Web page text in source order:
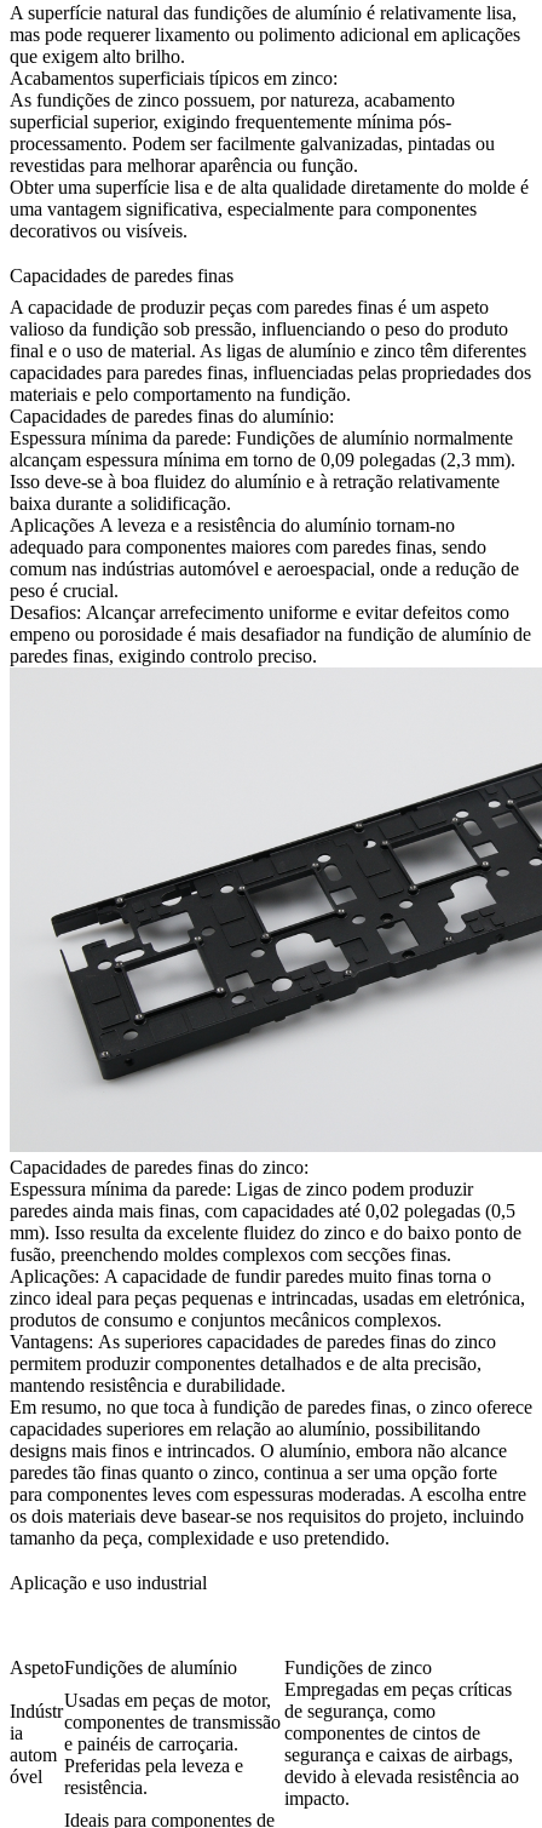
A superfície natural das fundições de alumínio é relativamente lisa,
mas pode requerer lixamento ou polimento adicional em aplicações
que exigem alto brilho.
Acabamentos superficiais típicos em zinco:
As fundições de zinco possuem, por natureza, acabamento
superficial superior, exigindo frequentemente mínima pós-
processamento. Podem ser facilmente galvanizadas, pintadas ou
revestidas para melhorar aparência ou função.
Obter uma superfície lisa e de alta qualidade diretamente do molde é
uma vantagem significativa, especialmente para componentes
decorativos ou visíveis.
Capacidades de paredes finas
A capacidade de produzir peças com paredes finas é um aspeto
valioso da fundição sob pressão, influenciando o peso do produto
final e o uso de material. As ligas de alumínio e zinco têm diferentes
capacidades para paredes finas, influenciadas pelas propriedades dos
materiais e pelo comportamento na fundição.
Capacidades de paredes finas do alumínio:
Espessura mínima da parede: Fundições de alumínio normalmente
alcançam espessura mínima em torno de 0,09 polegadas (2,3 mm).
Isso deve-se à boa fluidez do alumínio e à retração relativamente
baixa durante a solidificação.
Aplicações A leveza e a resistência do alumínio tornam-no
adequado para componentes maiores com paredes finas, sendo
comum nas indústrias automóvel e aeroespacial, onde a redução de
peso é crucial.
Desafios: Alcançar arrefecimento uniforme e evitar defeitos como
empeno ou porosidade é mais desafiador na fundição de alumínio de
paredes finas, exigindo controlo preciso.
Capacidades de paredes finas do zinco:
Espessura mínima da parede: Ligas de zinco podem produzir
paredes ainda mais finas, com capacidades até 0,02 polegadas (0,5
mm). Isso resulta da excelente fluidez do zinco e do baixo ponto de
fusão, preenchendo moldes complexos com secções finas.
Aplicações: A capacidade de fundir paredes muito finas torna o
zinco ideal para peças pequenas e intrincadas, usadas em eletrónica,
produtos de consumo e conjuntos mecânicos complexos.
Vantagens: As superiores capacidades de paredes finas do zinco
permitem produzir componentes detalhados e de alta precisão,
mantendo resistência e durabilidade.
Em resumo, no que toca à fundição de paredes finas, o zinco oferece
capacidades superiores em relação ao alumínio, possibilitando
designs mais finos e intrincados. O alumínio, embora não alcance
paredes tão finas quanto o zinco, continua a ser uma opção forte
para componentes leves com espessuras moderadas. A escolha entre
os dois materiais deve basear-se nos requisitos do projeto, incluindo
tamanho da peça, complexidade e uso pretendido.
Aplicação e uso industrial
AspetoFundições de alumínio Fundições de zinco
Indústr
ia
autom
óvel
Usadas em peças de motor,
componentes de transmissão
e painéis de carroçaria.
Preferidas pela leveza e
resistência.
Empregadas em peças críticas
de segurança, como
componentes de cintos de
segurança e caixas de airbags,
devido à elevada resistência ao
impacto.
Ideais para componentes de